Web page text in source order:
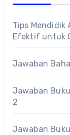
Tips Mendidik
Efektif untuk
Jawaban
Jawaban
2
Jawaban